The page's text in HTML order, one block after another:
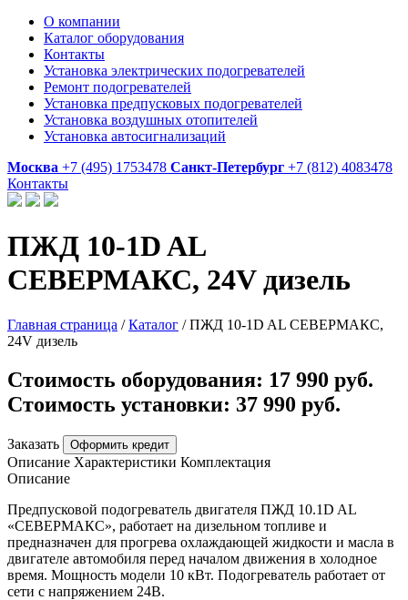
О компании
Каталог оборудования
Контакты
Установка электрических подогревателей
Ремонт подогревателей
Установка предпусковых подогревателей
Установка воздушных отопителей
Установка автосигнализаций
Москва +7 (495) 1753478 Санкт-Петербург +7 (812) 4083478
Контакты
ПЖД 10-1D AL
СЕВЕРМАКС, 24V дизель
Главная страница / Каталог / ПЖД 10-1D AL СЕВЕРМАКС,
24V дизель
Стоимость оборудования: 17 990 руб.
Стоимость установки: 37 990 руб.
Заказать Оформить кредит
Описание Характеристики Комплектация
Описание
Предпусковой подогреватель двигателя ПЖД 10.1D AL
«СЕВЕРМАКС», работает на дизельном топливе и
предназначен для прогрева охлаждающей жидкости и масла в
двигателе автомобиля перед началом движения в холодное
время. Мощность модели 10 кВт. Подогреватель работает от
сети с напряжением 24В.